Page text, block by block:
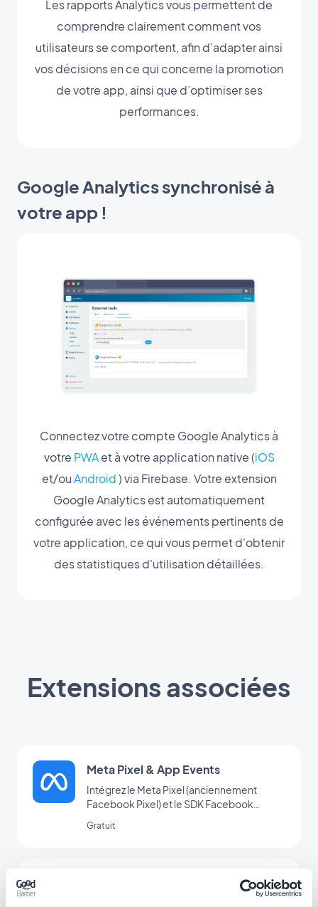
Les rapports Analytics vous permettent de
comprendre clairement comment vos
utilisateurs se comportent, afin d’adapter ainsi
vos décisions en ce qui concerne la promotion
de votre app, ainsi que d’optimiser ses
performances.
Google Analytics synchronisé à
votre app !
Connectez votre compte Google Analytics à
votre PWAet à votre application native (iOS
et/ouAndroid) via Firebase. Votre extension
Google Analytics est automatiquement
configurée avec les événements pertinents de
votre application, ce qui vous permet d'obtenir
des statistiques d'utilisation détaillées.
Extensions associées
Meta Pixel & App Events
Intégrez le Meta Pixel (anciennement
Facebook Pixel) et le SDK Facebook
analyser le comportement de vos
Gratuit